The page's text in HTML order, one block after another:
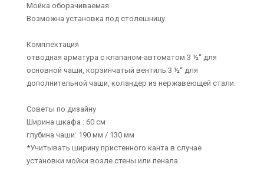
Мойка оборачиваемая
Возможна установка под столешницу
Комплектация
отводная арматура с клапаном-автоматом 3 ½“ для
основной чаши, корзинчатый вентиль 3 ½“ для
дополнительной чаши, коландер из нержавеющей стали.
Советы по дизайну
Ширина шкафа : 60 см
глубина чаши: 190 мм / 130 мм
*Учитывать ширину пристенного канта в случае
установки мойки возле стены или пенала.